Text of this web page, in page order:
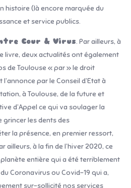
histoire (là encore marquée du
et service publics.
Cour & Virus. Par ailleurs, à
livre, deux actualités ont également
de Toulouse « par » le droit
l’annonce par le Conseil d’Etat à
à Toulouse, de la future et
d’Appel ce qui va soulager la
grincer les dents des
la présence, en premier ressort,
ailleurs, à la fin de l’hiver 2020, ce
planète entière qui a été terriblement
Coronavirus ou Covid-19 qui a,
sur-sollicité nos services